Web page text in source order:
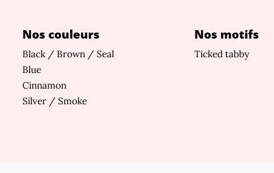
Nos couleurs
Black / Brown / Seal
Blue
Cinnamon
Silver / Smoke
Nos motifs
Ticked tabby